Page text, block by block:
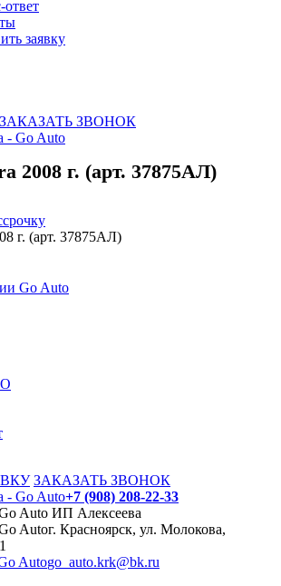
заявку
ЗАКАЗАТЬ ЗВОНОК
2008 г. (арт. 37875АЛ)
г. (арт. 37875АЛ)
ЗАКАЗАТЬ ЗВОНОК
+7 (908) 208-22-33
ИП Алексеева
г. Красноярск, ул. Молокова,
go_auto.krk@bk.ru